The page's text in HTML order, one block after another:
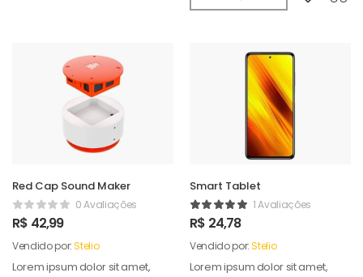
Red Cap Sound Maker
0 Avaliações
R$ 42,99
Vendido por:Stelio
Lorem ipsum dolor sit amet,
Smart Tablet
1 Avaliações
R$ 24,78
Vendido por:Stelio
Lorem ipsum dolor sit amet,